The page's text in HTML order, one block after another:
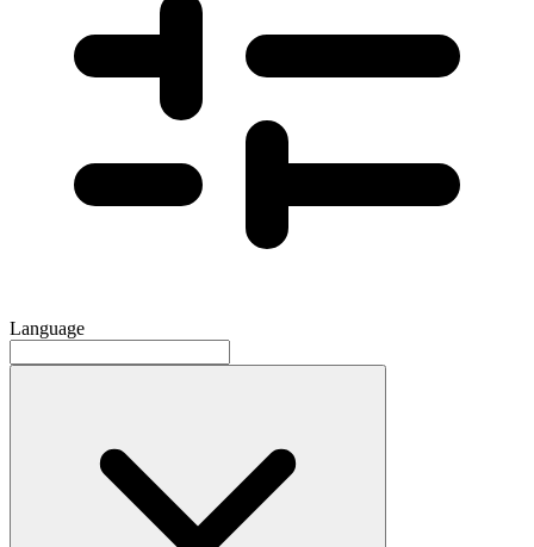
Language